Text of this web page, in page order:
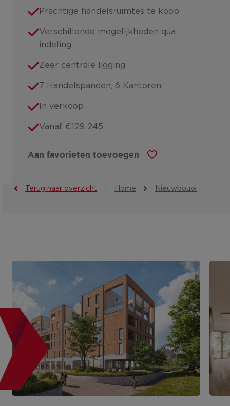
Prachtige handelsruimtes te koop
Verschillende mogelijkheden qua
indeling
Zeer centrale ligging
7 Handelspanden, 6 Kantoren
In verkoop
Vanaf €129 245
Aan favorieten toevoegen
Terug naar overzicht Home Nieuwbouw